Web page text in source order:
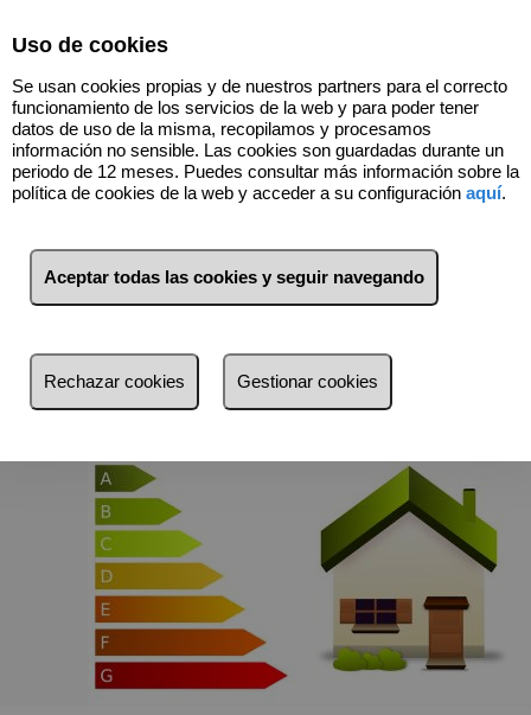
Certificado Energético
La certificación energética
califica energéticamente un
inmueble calculando el consumo anual de energía necesario
para satisfacer la demanda energética de un edificio en
Y es obligatorio desde del 1 de Junio de 2.013
Uso de cookies
Se usan cookies propias y de nuestros partners para el correcto
funcionamiento de los servicios de la web y para poder tener
datos de uso de la misma, recopilamos y procesamos
información no sensible. Las cookies son guardadas durante un
periodo de 12 meses. Puedes consultar más información sobre la
política de cookies de la web y acceder a su configuración aquí.
Aceptar todas las cookies y seguir navegando
Rechazar cookies Gestionar cookies